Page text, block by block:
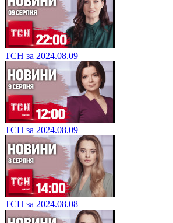
ТСН за 2024.08.09
ТСН за 2024.08.09
ТСН за 2024.08.08